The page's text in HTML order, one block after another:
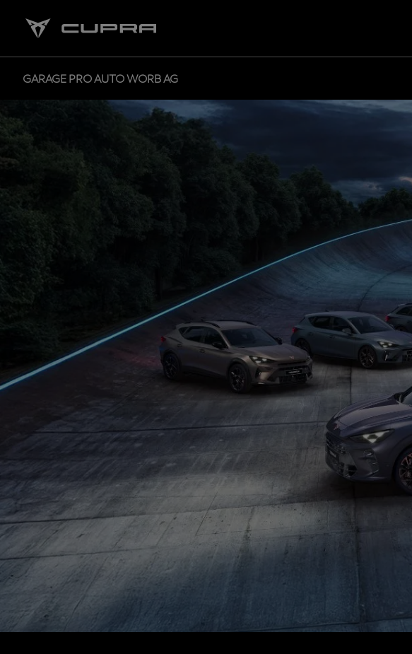
GARAGE PRO AUTO WORB AG